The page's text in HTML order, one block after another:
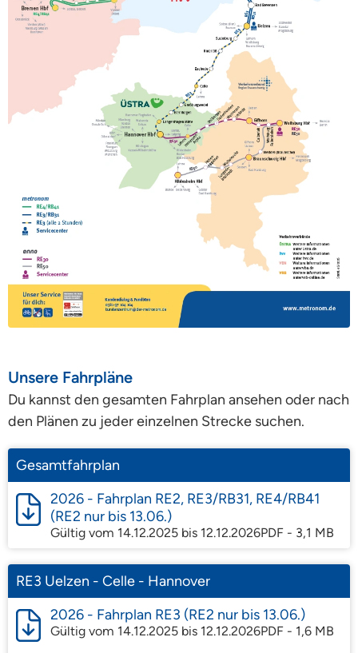
Unsere Fahrpläne
Du kannst den gesamten Fahrplan ansehen oder nach
den Plänen zu jeder einzelnen Strecke suchen.
Gesamtfahrplan
2026 - Fahrplan RE2, RE3/RB31, RE4/RB41
(RE2 nur bis 13.06.)
Gültig vom 14.12.2025 bis 12.12.2026PDF - 3,1 MB
RE3 Uelzen - Celle - Hannover
2026 - Fahrplan RE3 (RE2 nur bis 13.06.)
Gültig vom 14.12.2025 bis 12.12.2026PDF - 1,6 MB